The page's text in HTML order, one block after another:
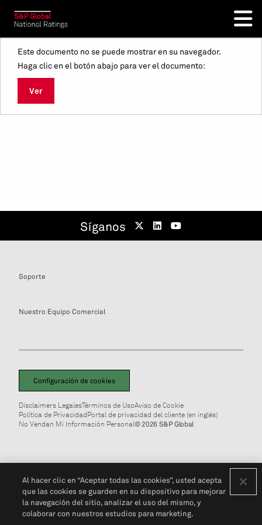
Este documento no se puede mostrar en su navegador.
Haga clic en el botón abajo para ver el documento:
Ver
Síganos
Soporte
Nuestro Equipo Comercial
Configuración de cookies
Disclaimers LegalesTérminos de UsoAviso de Cookie
Política de PrivacidadPortal de privacidad del cliente (en inglés)
No Vendan Mi Información Personal© 2026 S&P Global
Al hacer clic en “Aceptar todas las cookies”, usted acepta
que las cookies se guarden en su dispositivo para mejorar
la navegación del sitio, analizar el uso del mismo, y
colaborar con nuestros estudios para marketing.